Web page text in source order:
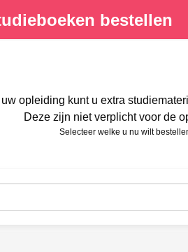
bestellen
opleiding kunt u extra
Deze zijn niet verplicht voor de
Selecteer welke u nu wilt